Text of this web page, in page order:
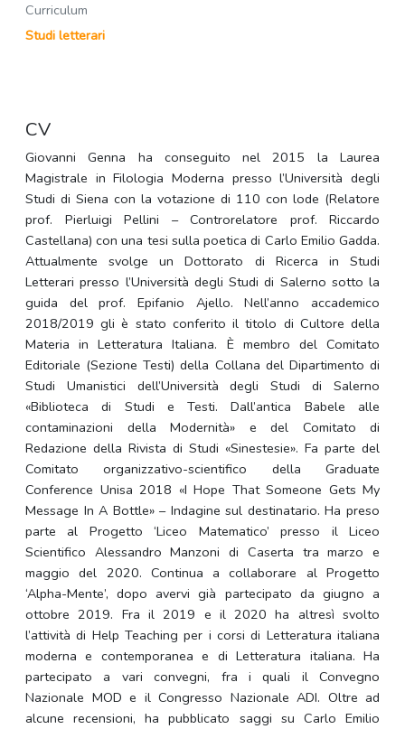
Curriculum
Studi letterari
CV
Giovanni Genna ha conseguito nel 2015 la Laurea
Magistrale in Filologia Moderna presso l’Università degli
Studi di Siena con la votazione di 110 con lode (Relatore
prof. Pierluigi Pellini – Controrelatore prof. Riccardo
Castellana) con una tesi sulla poetica di Carlo Emilio Gadda.
Attualmente svolge un Dottorato di Ricerca in Studi
Letterari presso l’Università degli Studi di Salerno sotto la
guida del prof. Epifanio Ajello. Nell’anno accademico
2018/2019 gli è stato conferito il titolo di Cultore della
Materia in Letteratura Italiana. È membro del Comitato
Editoriale (Sezione Testi) della Collana del Dipartimento di
Studi Umanistici dell’Università degli Studi di Salerno
«Biblioteca di Studi e Testi. Dall’antica Babele alle
contaminazioni della Modernità» e del Comitato di
Redazione della Rivista di Studi «Sinestesie». Fa parte del
Comitato organizzativo-scientifico della Graduate
Conference Unisa 2018 «I Hope That Someone Gets My
Message In A Bottle» – Indagine sul destinatario. Ha preso
parte al Progetto ‘Liceo Matematico’ presso il Liceo
Scientifico Alessandro Manzoni di Caserta tra marzo e
maggio del 2020. Continua a collaborare al Progetto
‘Alpha-Mente’, dopo avervi già partecipato da giugno a
ottobre 2019. Fra il 2019 e il 2020 ha altresì svolto
l’attività di Help Teaching per i corsi di Letteratura italiana
moderna e contemporanea e di Letteratura italiana. Ha
partecipato a vari convegni, fra i quali il Convegno
Nazionale MOD e il Congresso Nazionale ADI. Oltre ad
alcune recensioni, ha pubblicato saggi su Carlo Emilio